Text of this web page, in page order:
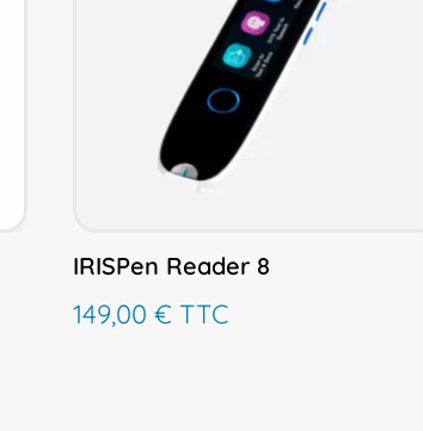
IRISPen Reader 8
149,00 € TTC